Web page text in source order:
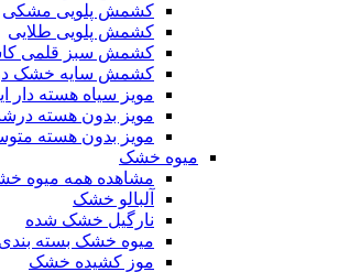
کشمش پلویی مشکی
کشمش پلویی طلایی
کشمش سبز قلمی
کشمش سایه خشک
مویز سیاه هسته دار
مویز بدون هسته
مویز بدون هسته
میوه خشک
مشاهده همه میوه
آلبالو خشک
نارگیل خشک شده
میوه خشک بسته
موز کشیده خشک